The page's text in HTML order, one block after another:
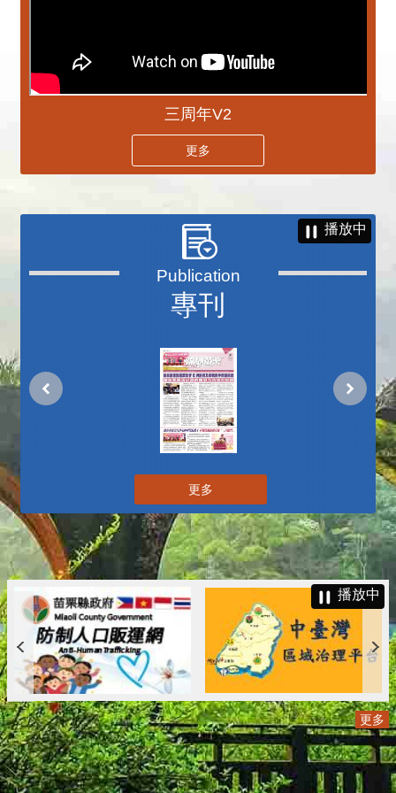
三周年V2
更多
專刊
播放中
更多
播放中
更多